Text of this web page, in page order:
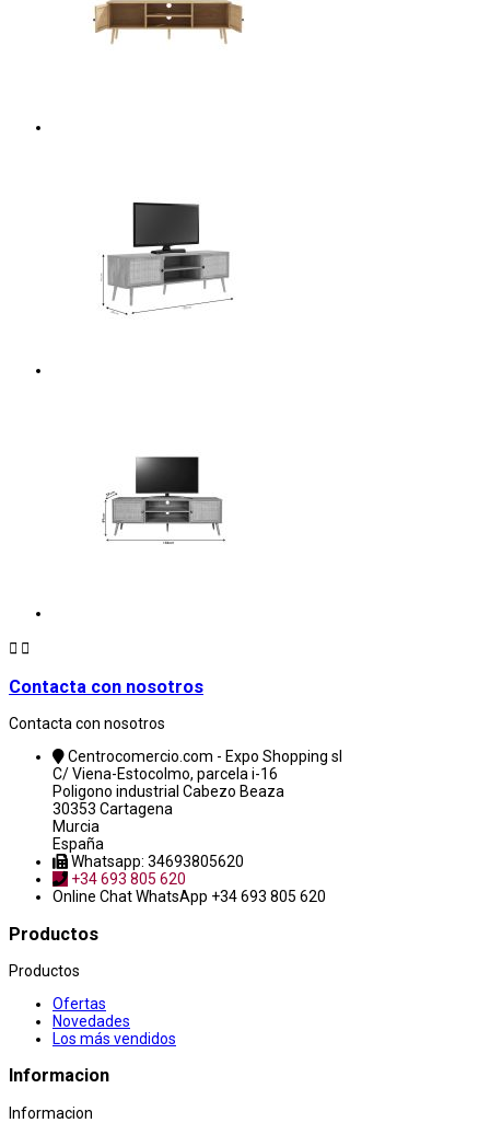
 
Contacta con nosotros
Contacta con nosotros
Centrocomercio.com - Expo Shopping sl
C/ Viena-Estocolmo, parcela i-16
Poligono industrial Cabezo Beaza
30353 Cartagena
Murcia
España
Whatsapp: 34693805620
+34 693 805 620
Online ChatWhatsApp +34 693 805 620
Productos
Productos
Ofertas
Novedades
Los más vendidos
Informacion
Informacion